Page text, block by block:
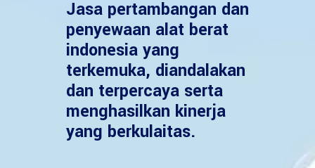
Jasa pertambangan dan
penyewaan alat berat
indonesia yang
terkemuka, diandalakan
dan terpercaya serta
menghasilkan kinerja
yang berkulaitas.